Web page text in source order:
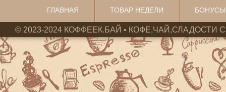
ГЛАВНАЯ ТОВАР НЕДЕЛИ
© 2023-2024 КОФФЕЕК.БАЙ • КОФЕ,ЧАЙ,СЛАДОСТИ С